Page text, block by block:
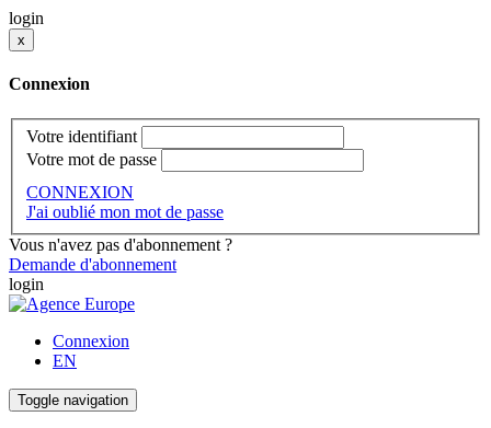
login
x
Connexion
Votre identifiant
Votre mot de passe
CONNEXION
J'ai oublié mon mot de passe
Vous n'avez pas d'abonnement ?
Demande d'abonnement
login
Connexion
EN
Toggle navigation